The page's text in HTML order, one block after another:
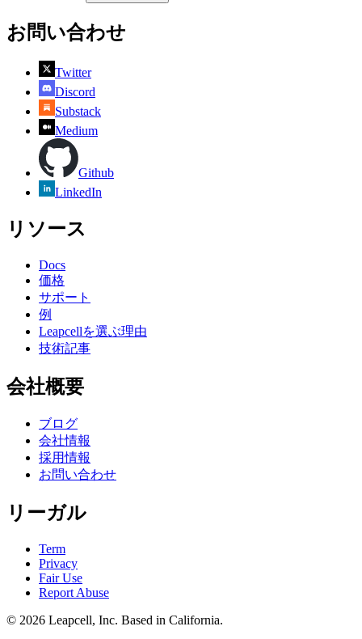
お問い合わせ
Twitter
Discord
Substack
Medium
Github
LinkedIn
リソース
Docs
価格
サポート
例
Leapcellを選ぶ理由
技術記事
会社概要
ブログ
会社情報
採用情報
お問い合わせ
リーガル
Term
Privacy
Fair Use
Report Abuse
© 2026 Leapcell, Inc. Based in California.